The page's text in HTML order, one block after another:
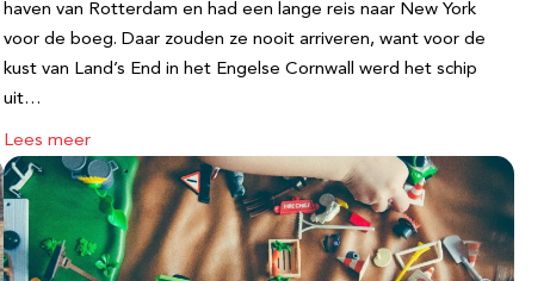
haven van Rotterdam en had een lange reis naar New York
voor de boeg. Daar zouden ze nooit arriveren, want voor de
kust van Land’s End in het Engelse Cornwall werd het schip
uit…
Lees meer